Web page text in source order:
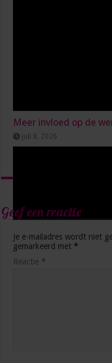
Meer invloed op de
juli 8, 2026
Geef een reactie
Je e-mailadres wordt niet
gemarkeerd met *
Reactie *